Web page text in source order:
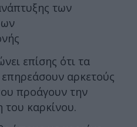
των
επίσης ότι τα
αρκετούς
προάγουν την
καρκίνου.